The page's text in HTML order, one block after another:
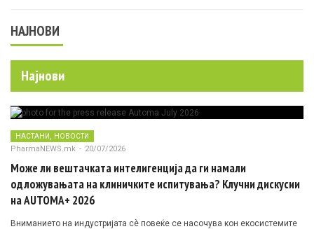
НАЈНОВИ
Најнови
НАСТАНИ НОВОСТИ
PharmaNEWS.mk - 20/07/2026
Може ли вештачката интелигенција да ги намали
одложувањата на клиничките испитувања? Клучни дискусии
на AUTOMA+ 2026
Вниманието на индустријата сè повеќе се насочува кон екосистемите